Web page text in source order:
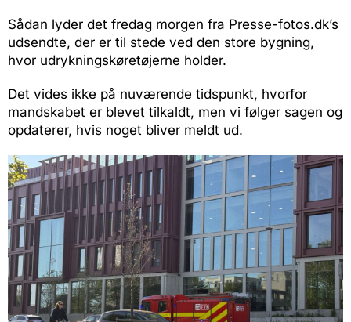
Sådan lyder det fredag morgen fra Presse-fotos.dk’s
udsendte, der er til stede ved den store bygning,
hvor udrykningskøretøjerne holder.
Det vides ikke på nuværende tidspunkt, hvorfor
mandskabet er blevet tilkaldt, men vi følger sagen og
opdaterer, hvis noget bliver meldt ud.